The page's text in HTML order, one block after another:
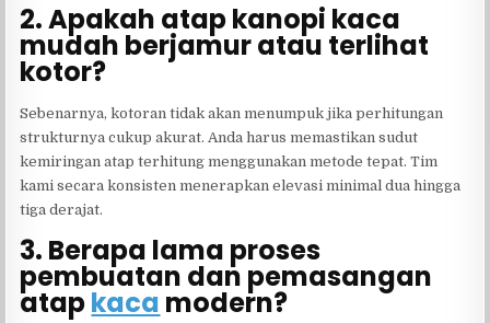
2. Apakah atap kanopi kaca
mudah berjamur atau terlihat
kotor?
Sebenarnya, kotoran tidak akan menumpuk jika perhitungan
strukturnya cukup akurat. Anda harus memastikan sudut
kemiringan atap terhitung menggunakan metode tepat. Tim
kami secara konsisten menerapkan elevasi minimal dua hingga
tiga derajat.
3. Berapa lama proses
pembuatan dan pemasangan
atapkaca modern?